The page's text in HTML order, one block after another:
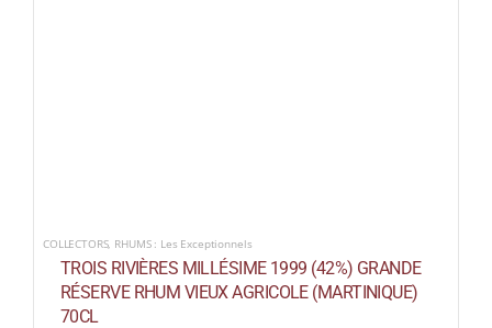
COLLECTORS, RHUMS : Les Exceptionnels
TROIS RIVIÈRES MILLÉSIME 1999 (42%) GRANDE
RÉSERVE RHUM VIEUX AGRICOLE (MARTINIQUE)
70CL